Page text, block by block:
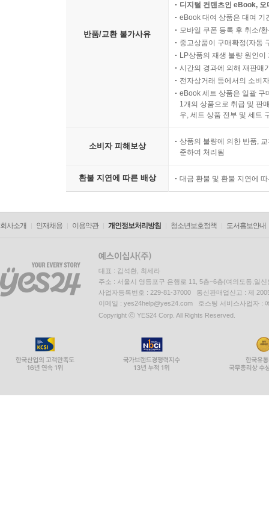
반품/교환 불가사유
디지털 컨텐츠인 eBook,
eBook 대여 상품은 대여 기
모바일 쿠폰 등록 후 취소/
중고상품이 구매확정(자동
LP상품의 재생 불량 원인
시간의 경과에 의해 재판매
전자상거래 등에서의 소비
eBook 세트 상품은 일괄 구
1개의 상품으로 취급 및 판
우, 세트 상품 전부 및 세트
소비자 피해보상
상품의 불량에 의한 반품,
준하여 처리됨
환불 지연에 따른 배상 대금 환불 및 환불 지연에
회사소개 인재채용 이용약관 개인정보처리방침 청소년보호정책 도서홍보안내
대표 : 김석환, 최세라
주소 : 서울시 영등포구 은행로 11, 5층~6층(여의도동,일신
사업자등록번호 : 229-81-37000 통신판매업신고 : 제
이메일 : yes24help@yes24.com 호스팅 서비스사업자 :
Copyright ⓒ YES24 Corp. All Rights Reserved.